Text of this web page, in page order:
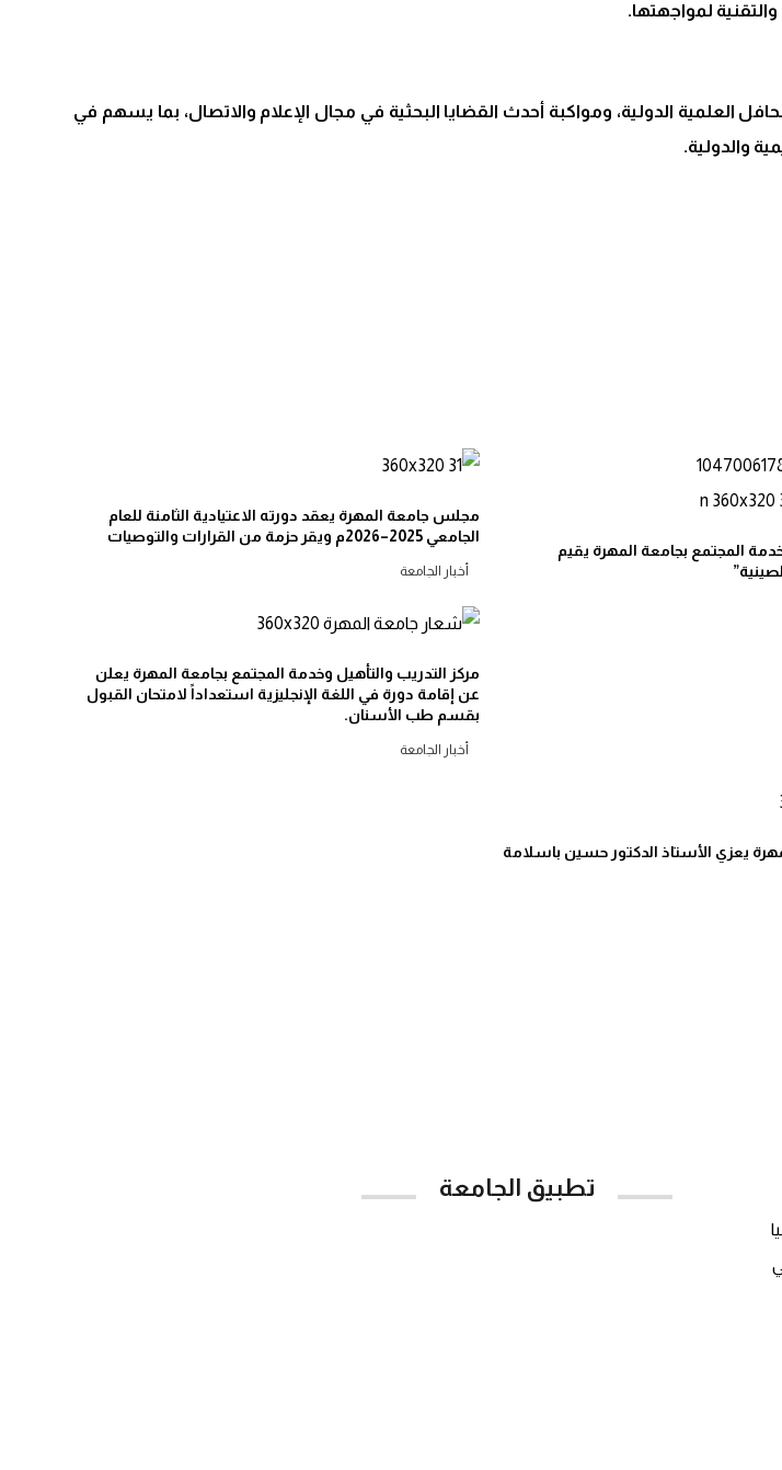
لمواجهتها.
العلمية الدولية، ومواكبة أحدث القضايا البحثية في مجال الإعلام والاتصال، بما يسهم في
والدولية.
المجتمع بجامعة المهرة يقيم
مجلس جامعة المهرة يعقد دورته الاعتيادية الثامنة للعام
الجامعي 2025–2026م ويقر حزمة من القرارات والتوصيات
أخبار الجامعة
مركز التدريب والتأهيل وخدمة المجتمع بجامعة المهرة يعلن
عن إقامة دورة في اللغة الإنجليزية استعداداً لامتحان القبول
بقسم طب الأسنان.
أخبار الجامعة
يعزي الأستاذ الدكتور حسين باسلامة
تطبيق الجامعة